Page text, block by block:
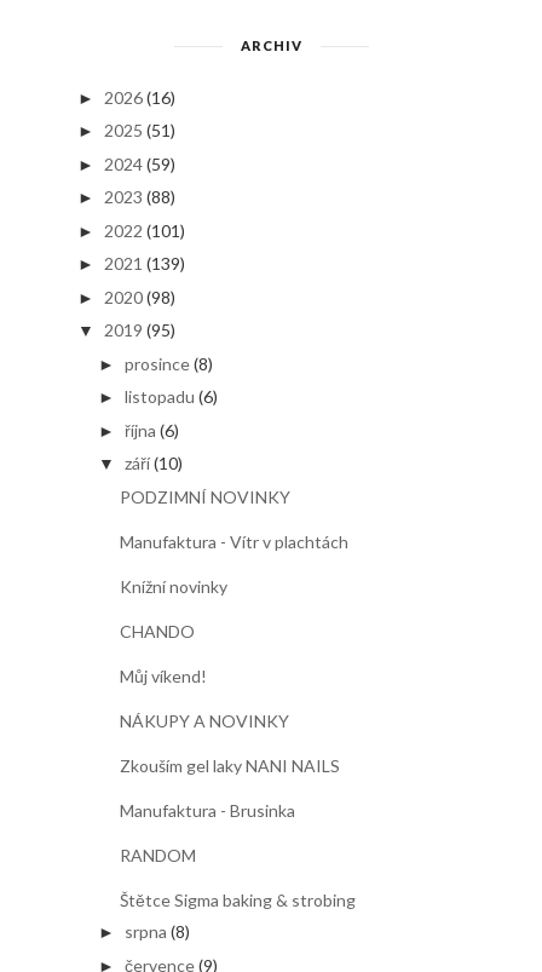
ARCHIV
► 2026(16)
► 2025 (51)
► 2024(59)
► 2023 (88)
► 2022 (101)
► 2021 (139)
► 2020(98)
▼ 2019 (95)
► prosince(8)
► listopadu (6)
► října (6)
▼ září(10)
PODZIMNÍ NOVINKY
Manufaktura - Vítr v plachtách
Knížní novinky
CHANDO
Můj víkend!
NÁKUPY A NOVINKY
Zkouším gel laky NANI NAILS
Manufaktura - Brusinka
RANDOM
Štětce Sigma baking & strobing
► srpna (8)
► července(9)